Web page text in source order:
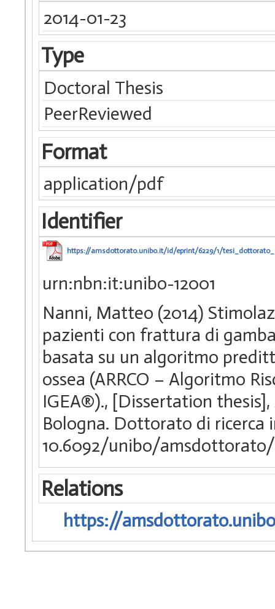
2014-01-23
Type
Doctoral Thesis
PeerReviewed
Format
application/pdf
Identifier
https://amsdottorato.unibo.it/id/eprint/6229/1/
urn:nbn:it:unibo-12001
Nanni, Matteo (2014)
pazienti con frattura di
basata su un algoritmo
ossea (ARRCO – Algoritmo
IGEA®)., [Dissertation
Bologna. Dottorato di ricerca
10.6092/unibo/amsdottorato/
Relations
https://